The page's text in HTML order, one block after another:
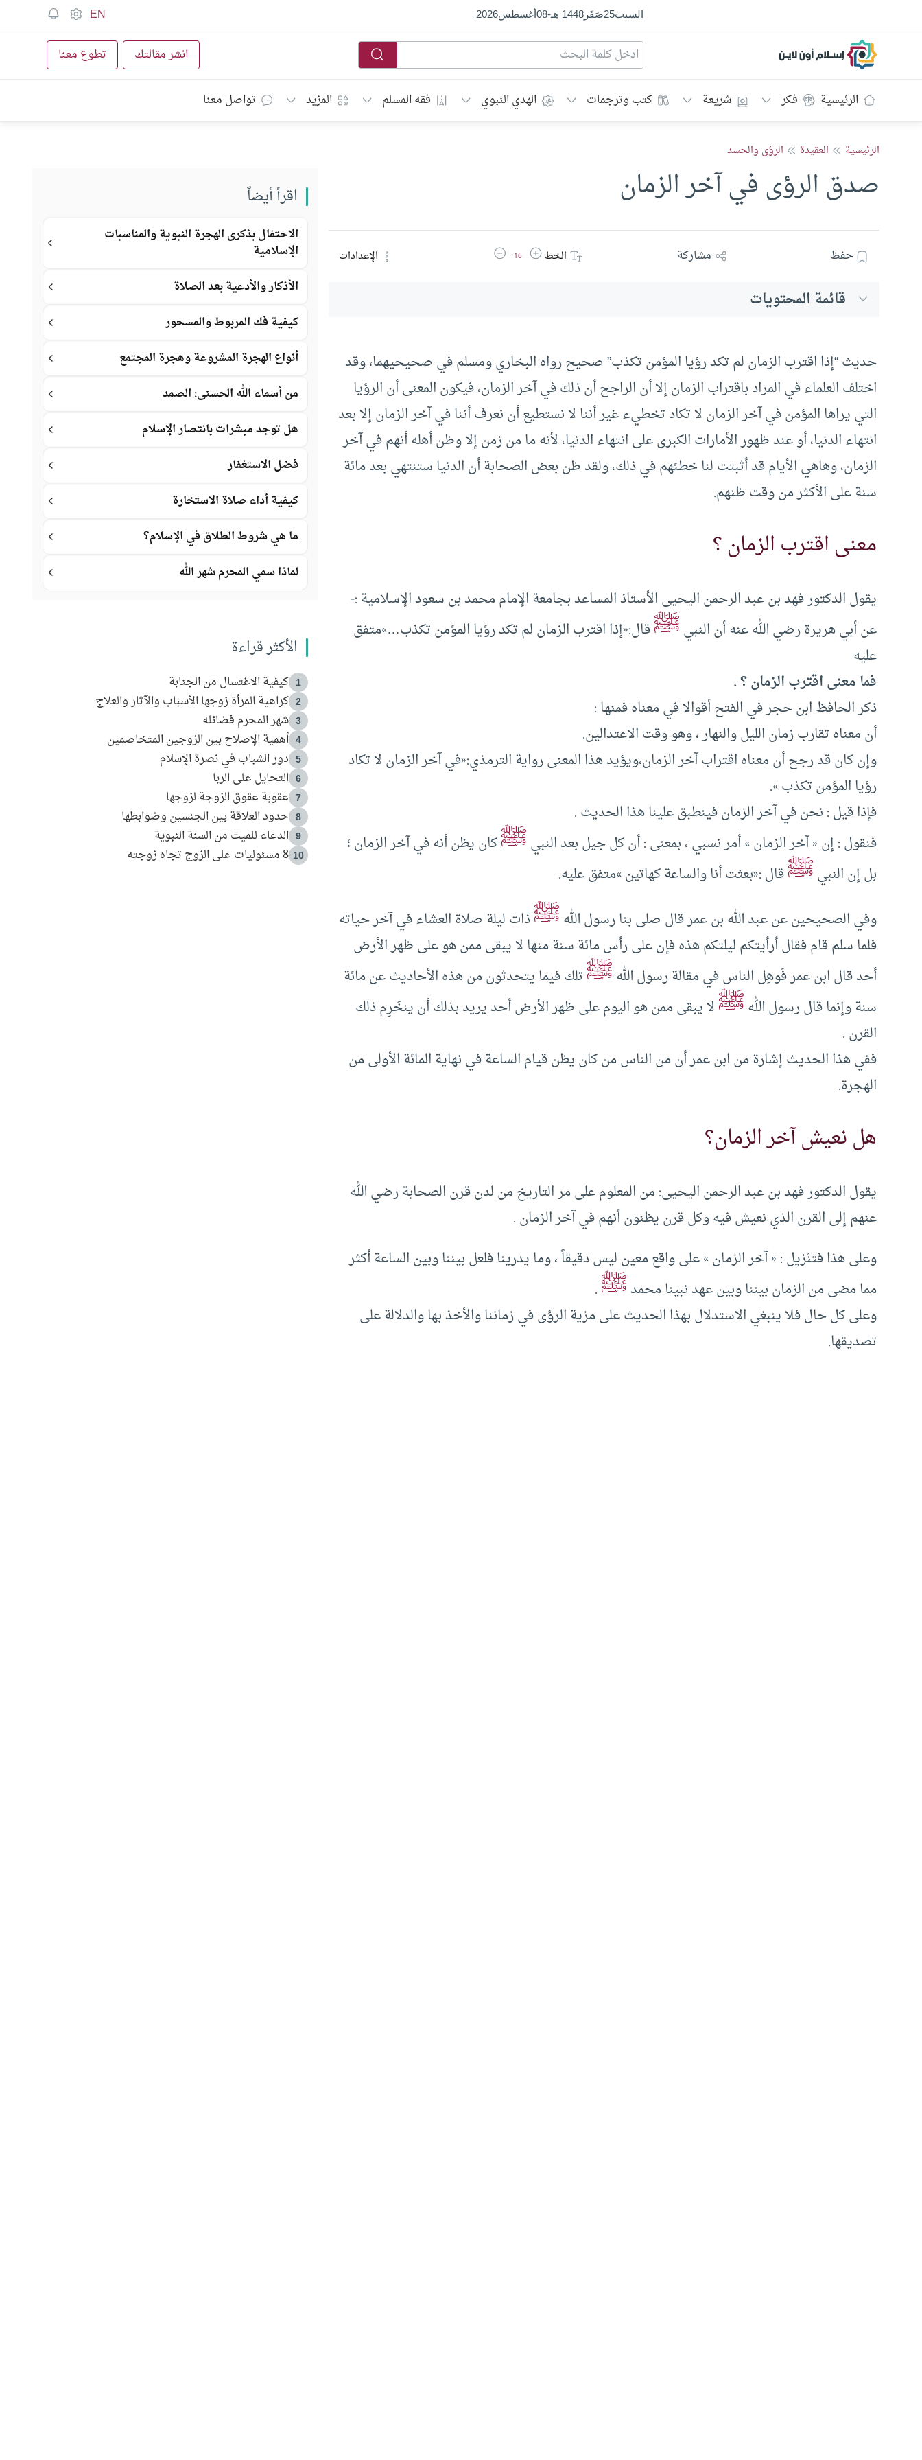
السبت25صَفَر1448 هـ -
08أغسطس2026
EN
إسلام أون لاين انشر مقالتك تطوع معنا
الرئيسية فكر شريعة كتب وترجمات الهدي النبوي فقه المسلم المزيد تواصل معنا
الرئيسية العقيدة الرؤى والحسد
صدق الرؤى في آخر الزمان
حفظ مشاركة الخطزيادة حجم الخط
16 تقليل حجم الخط الإعدادات
قائمة المحتويات
حديث “إذا اقترب الزمان لم تكد رؤيا المؤمن تكذب” صحيح رواه البخاري ومسلم في صحيحيهما، وقد
اختلف العلماء في المراد باقتراب الزمان إلا أن الراجح أن ذلك في آخر الزمان، فيكون المعنى أن الرؤيا
التي يراها المؤمن في آخر الزمان لا تكاد تخطيء غير أننا لا نستطيع أن نعرف أننا في آخر الزمان إلا بعد
انتهاء الدنيا، أو عند ظهور الأمارات الكبرى على انتهاء الدنيا، لأنه ما من زمن إلا وظن أهله أنهم في آخر
الزمان، وهاهي الأيام قد أثبتت لنا خطئهم في ذلك، ولقد ظن بعض الصحابة أن الدنيا ستنتهي بعد مائة
سنة على الأكثر من وقت ظنهم.
معنى اقترب الزمان ؟
يقول الدكتور فهد بن عبد الرحمن اليحيى الأستاذ المساعد بجامعة الإمام محمد بن سعود الإسلامية :-
عن أبي هريرة رضي الله عنه أن النبيﷺقال:«إذا اقترب الزمان لم تكد رؤيا المؤمن تكذب…»متفق
عليه
فما معنى اقترب الزمان ؟ .
ذكر الحافظ ابن حجر في الفتح أقوالا في معناه فمنها :
أن معناه تقارب زمان الليل والنهار ، وهو وقت الاعتدالين.
وإن كان قد رجح أن معناه اقتراب آخر الزمان،ويؤيد هذا المعنى رواية الترمذي:«في آخر الزمان لا تكاد
رؤيا المؤمن تكذب ».
فإذا قيل : نحن في آخر الزمان فينطبق علينا هذا الحديث .
فنقول : إن « آخر الزمان » أمر نسبي ، بمعنى : أن كل جيل بعد النبيﷺكان يظن أنه في آخر الزمان ؛
بل إن النبيﷺقال :«بعثت أنا والساعة كهاتين »متفق عليه.
وفي الصحيحين عن عبد الله بن عمر قال صلى بنا رسول اللهﷺذات ليلة صلاة العشاء في آخر حياته
فلما سلم قام فقال أرأيتكم ليلتكم هذه فإن على رأس مائة سنة منها لا يبقى ممن هو على ظهر الأرض
أحد قال ابن عمر فَوهِل الناس في مقالة رسول اللهﷺتلك فيما يتحدثون من هذه الأحاديث عن مائة
سنة وإنما قال رسول اللهﷺلا يبقى ممن هو اليوم على ظهر الأرض أحد يريد بذلك أن ينخَرِم ذلك
القرن .
ففي هذا الحديث إشارة من ابن عمر أن من الناس من كان يظن قيام الساعة في نهاية المائة الأولى من
الهجرة.
هل نعيش آخر الزمان؟
يقول الدكتور فهد بن عبد الرحمن اليحيى: من المعلوم على مر التاريخ من لدن قرن الصحابة رضي الله
عنهم إلى القرن الذي نعيش فيه وكل قرن يظنون أنهم في آخر الزمان .
وعلى هذا فتنْزيل : « آخر الزمان » على واقع معين ليس دقيقاً ، وما يدرينا فلعل بيننا وبين الساعة أكثر
مما مضى من الزمان بيننا وبين عهد نبينا محمدﷺ.
وعلى كل حال فلا ينبغي الاستدلال بهذا الحديث على مزية الرؤى في زماننا والأخذ بها والدلالة على
تصديقها.
اقرأ أيضاً
الاحتفال بذكرى الهجرة النبوية والمناسبات
الإسلامية
الأذكار والأدعية بعد الصلاة
كيفية فك المربوط والمسحور
أنواع الهجرة المشروعة وهجرة المجتمع
من أسماء الله الحسنى: الصمد
هل توجد مبشرات بانتصار الإسلام
فضل الاستغفار
كيفية أداء صلاة الاستخارة
ما هي شروط الطلاق في الإسلام؟
لماذا سمي المحرم شهر الله
الأكثر قراءة
1 كيفية الاغتسال من الجنابة
2 كراهية المرأة زوجها الأسباب والآثار والعلاج
3 شهر المحرم فضائله
4 أهمية الإصلاح بين الزوجين المتخاصمين
5 دور الشباب في نصرة الإسلام
6 التحايل على الربا
7 عقوبة عقوق الزوجة لزوجها
8 حدود العلاقة بين الجنسين وضوابطها
9 الدعاء للميت من السنة النبوية
10 8 مسئوليات على الزوج تجاه زوجته